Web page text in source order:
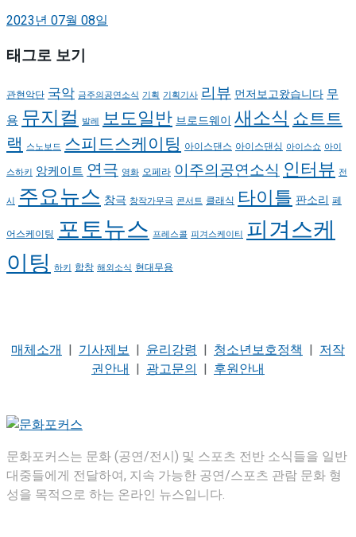
2023년 07월 08일
태그로 보기
관현악단 국악 금주의공연소식 기획 기획기사 리뷰 먼저보고왔습니다 무
용 뮤지컬 발레 보도일반 브로드웨이 새소식쇼트트
랙 스노보드 스피드스케이팅 아이스댄스 아이스댄싱 아이스쇼 아이
스하키 앙케이트 연극 영화 오페라 이주의공연소식 인터뷰 전
시 주요뉴스 창극 창작가무극 콘서트 클래식 타이틀 판소리 페
어스케이팅 포토뉴스 프레스콜 피겨스케이티 피겨스케
이팅 하키 합창 해외소식 현대무용
매체소개 | 기사제보 | 윤리강령 | 청소년보호정책 | 저작
권안내 | 광고문의 | 후원안내
문화포커스는 문화 (공연/전시) 및 스포츠 전반 소식들을 일반
대중들에게 전달하여, 지속 가능한 공연/스포츠 관람 문화 형
성을 목적으로 하는 온라인 뉴스입니다.